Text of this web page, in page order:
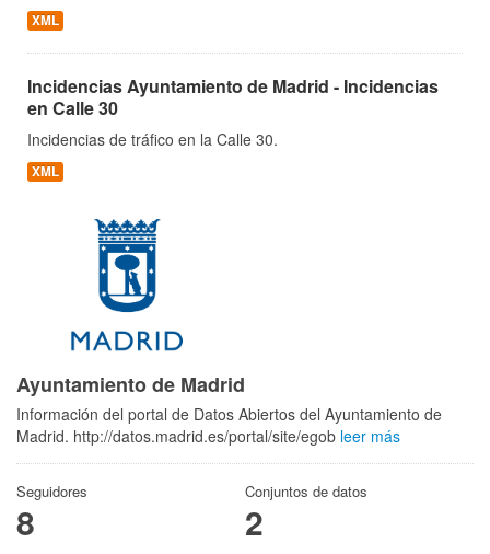
XML
Incidencias Ayuntamiento de Madrid - Incidencias
en Calle 30
Incidencias de tráfico en la Calle 30.
XML
Ayuntamiento de Madrid
Información del portal de Datos Abiertos del Ayuntamiento de
Madrid. http://datos.madrid.es/portal/site/egob leer más
Seguidores
8
Conjuntos de datos
2